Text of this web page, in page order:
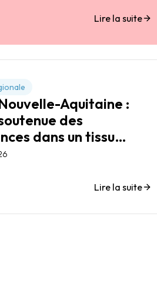
Lire la suite
Aquitaine :
des
dans un tissu
pourtant
Lire la suite